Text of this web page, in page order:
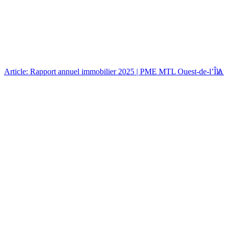
Article: Rapport annuel immobilier 2025 | PME MTL Ouest-de-l’Île